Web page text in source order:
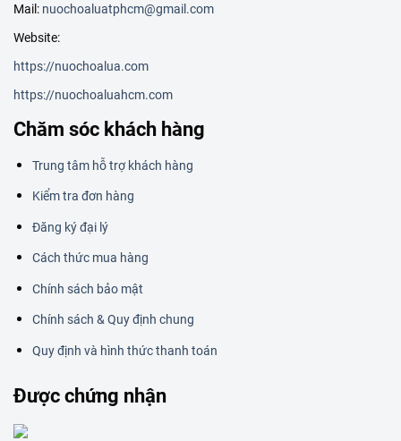
Mail: nuochoaluatphcm@gmail.com
Website:
https://nuochoalua.com
https://nuochoaluahcm.com
Chăm sóc khách hàng
Trung tâm hỗ trợ khách hàng
Kiểm tra đơn hàng
Đăng ký đại lý
Cách thức mua hàng
Chính sách bảo mật
Chính sách & Quy định chung
Quy định và hình thức thanh toán
Được chứng nhận